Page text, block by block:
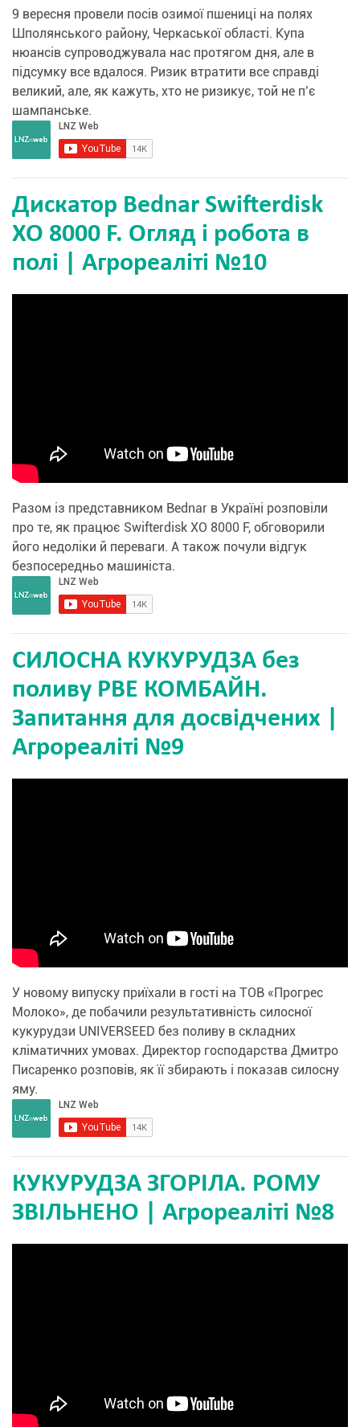
9 вересня провели посів озимої пшениці на полях
Шполянського району, Черкаської області. Купа
нюансів супроводжувала нас протягом дня, але в
підсумку все вдалося. Ризик втратити все справді
великий, але, як кажуть, хто не ризикує, той не п’є
шампанське.
Дискатор Bednar Swifterdisk
XO 8000 F. Огляд і робота в
полі | Агрореаліті №10
Разом із представником Bednar в Україні розповіли
про те, як працює Swifterdisk XO 8000 F, обговорили
його недоліки й переваги. А також почули відгук
безпосередньо машиніста.
СИЛОСНА КУКУРУДЗА без
поливу РВЕ КОМБАЙН.
Запитання для досвідчених |
Агрореаліті №9
У новому випуску приїхали в гості на ТОВ «Прогрес
Молоко», де побачили результативність силосної
кукурудзи UNIVERSEED без поливу в складних
кліматичних умовах. Директор господарства Дмитро
Писаренко розповів, як її збирають і показав силосну
яму.
КУКУРУДЗА ЗГОРІЛА. РОМУ
ЗВІЛЬНЕНО | Агрореаліті №8